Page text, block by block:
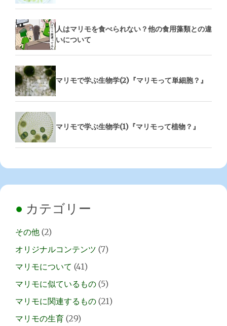
人はマリモを食べられない？他の食用藻類との違
いについて
マリモで学ぶ生物学(2)『マリモって単細胞？』
マリモで学ぶ生物学(1)『マリモって植物？』
カテゴリー
その他 (2)
オリジナルコンテンツ (7)
マリモについて (41)
マリモに似ているもの (5)
マリモに関連するもの (21)
マリモの生育 (29)